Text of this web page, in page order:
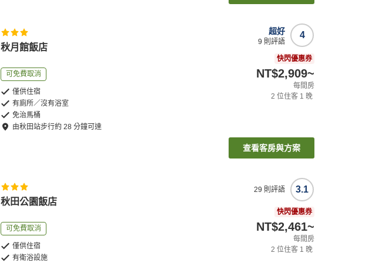
秋月館飯店
可免費取消
僅供住宿
有廁所／沒有浴室
免治馬桶
由秋田站步行約28 分鐘可達
4
超好
9 則評語
快閃優惠券
NT$2,909~
每間房
2 位住客 1 晚
查看客房與方案
秋田公園飯店
可免費取消
僅供住宿
有衛浴設施
3.1
29 則評語
快閃優惠券
NT$2,461~
每間房
2 位住客 1 晚